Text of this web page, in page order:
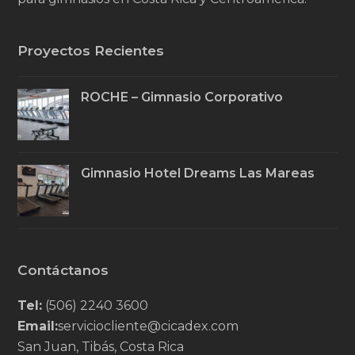
Proyectos Recientes
ROCHE – Gimnasio Corporativo
Gimnasio Hotel Dreams Las Mareas
Contáctanos
Tel: (506) 2240 3600
Email:serviciocliente@cicadex.com
San Juan, Tibás, Costa Rica